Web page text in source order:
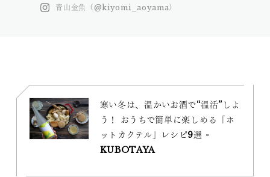
青山金魚（@kiyomi_aoyama）
寒い冬は、温かいお酒で“温活”しよ
う！ おうちで簡単に楽しめる「ホ
ットカクテル」レシピ9選 -
KUBOTAYA